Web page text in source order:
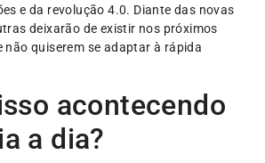
e da revolução 4.0. Diante das novas
deixarão de existir nos próximos
não quiserem se adaptar à rápida
acontecendo
a dia?